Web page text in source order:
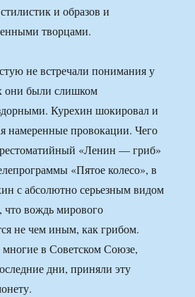
и образов и
творцами.
не встречали понимания у
они были слишком
Курехин шокировал и
намеренные провокации. Чего
«Ленин — гриб»
«Пятое колесо», в
с абсолютно серьезным видом
что вождь мирового
не чем иным, как грибом.
многие в Советском Союзе,
дни, приняли эту